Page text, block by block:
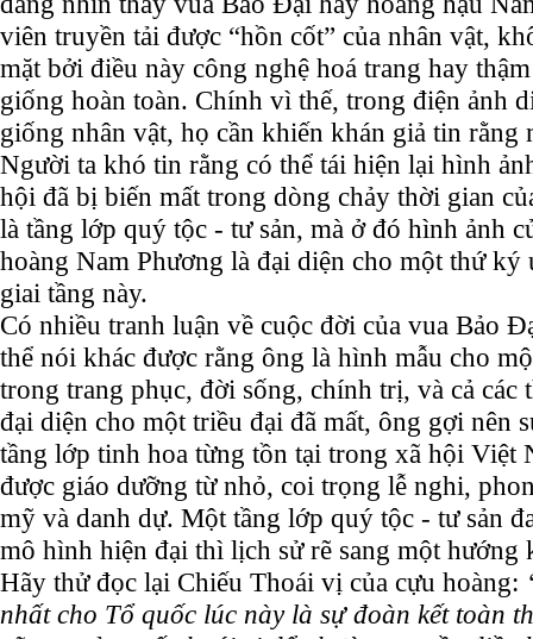
viên truyền tải được “hồn cốt” của nhân vật,
mặt bởi điều này công nghệ hoá trang hay
giống hoàn toàn. Chính vì thế, trong điện ảnh
giống nhân vật, họ cần khiến khán giả tin rằng
Người ta khó tin rằng có thể tái hiện lại hình
hội đã bị biến mất trong dòng chảy thời gian
là tầng lớp quý tộc - tư sản, mà ở đó hình ảnh
hoàng Nam Phương là đại diện cho một thứ ký
giai tầng này.
Có nhiều tranh luận về cuộc đời của vua Bảo
thể nói khác được rằng ông là hình mẫu cho
trong trang phục, đời sống, chính trị, và cả
đại diện cho một triều đại đã mất, ông gợi nên
tầng lớp tinh hoa từng tồn tại trong xã hội Việt
được giáo dưỡng từ nhỏ, coi trọng lễ nghi,
mỹ và danh dự. Một tầng lớp quý tộc - tư sản
mô hình hiện đại thì lịch sử rẽ sang một hướng
Hãy thử đọc lại Chiếu Thoái vị của cựu hoàng:
nhất cho Tổ quốc lúc này là sự đoàn kết toàn